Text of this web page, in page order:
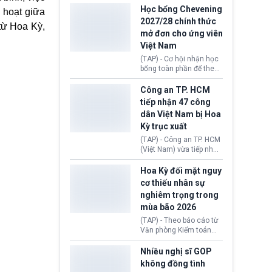
hoạt giữa
Hoa Kỳ,
thi Thỏa thuận Rút khỏi
Liên minh châu Âu
(Withdrawal
Agreement).
Iran nhằm mở lại eo biển
Hormuz, mở đường cho
việc khôi phục hoạt
động hàng hải. Những
tín hiệu ngoại giao tích
cực này lập tức tác động
đến thị trường năng
lượng, kéo giá dầu thế
giới lùi sâu xuống dưới
mức 80 USD/thùng.
Học bổng Chevening
2027/28 chính thức
mở đơn cho ứng viên
Việt Nam
(TAP) - Cơ hội nhận học
bổng toàn phần để theo
học chương trình thạc sĩ
tại Vương quốc Anh đã
chính thức quay trở lại.
Học bổng Chevening
2027/28 của Chính phủ
Anh vừa mở cổng ứng
tuyển dành riêng ứng
viên Việt Nam, hỗ trợ
toàn bộ chi phí học tập
cùng nhiều quyền lợi
trong suốt một năm
học.
Công an TP. HCM
tiếp nhận 47 công
dân Việt Nam bị Hoa
Kỳ trục xuất
(TAP) - Công an TP. HCM
(Việt Nam) vừa tiếp nhận
47 công dân Việt Nam bị
Hoa Kỳ trục xuất về
nước. Đây là đợt có số
lượng lớn nhất từ đầu
năm 2026 đến nay, phản
ánh xu hướng gia tăng
các trường hợp trục
xuất.
Hoa Kỳ đối mặt nguy
cơ thiếu nhân sự
nghiêm trọng trong
mùa bão 2026
(TAP) - Theo báo cáo từ
Văn phòng Kiểm toán
Chính phủ (GAO), Cơ
quan Quản lý Khẩn cấp
Liên bang (FEMA) thuộc
Bộ An ninh Nội địa Hoa
Nhiều nghị sĩ GOP
không đồng tình